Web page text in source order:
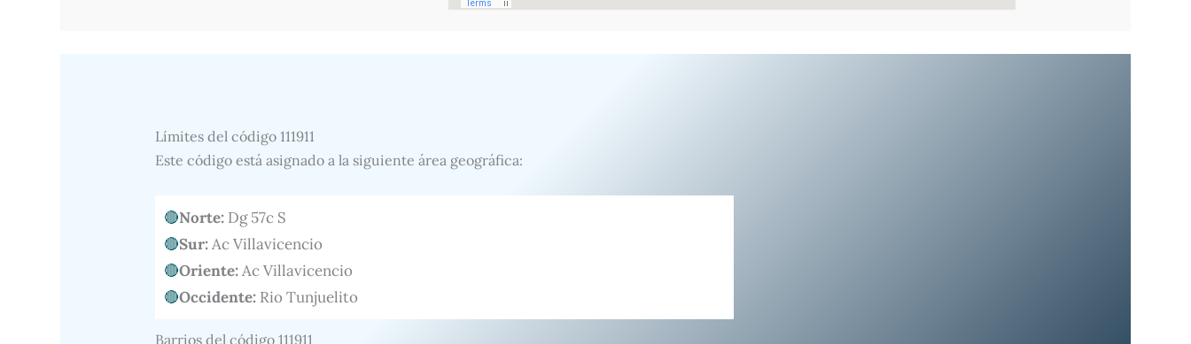
Límites del código 111911
Este código está asignado a la siguiente área geográfica:
Norte: Dg 57c S
Sur:Ac Villavicencio
Oriente:Ac Villavicencio
Occidente: Rio Tunjuelito
Barrios del código 111911